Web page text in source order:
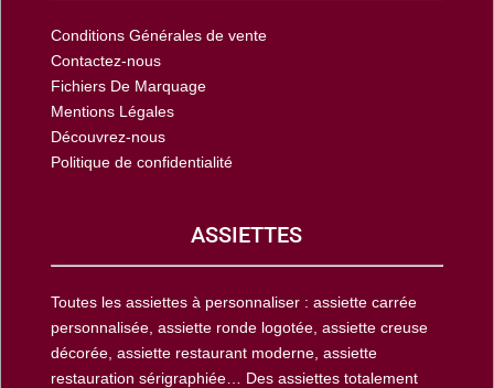
Conditions Générales de vente
Contactez-nous
Fichiers De Marquage
Mentions Légales
Découvrez-nous
Politique de confidentialité
ASSIETTES
Toutes les assiettes à personnaliser : assiette carrée
personnalisée, assiette ronde logotée, assiette creuse
décorée, assiette restaurant moderne, assiette
restauration sérigraphiée… Des assiettes totalement